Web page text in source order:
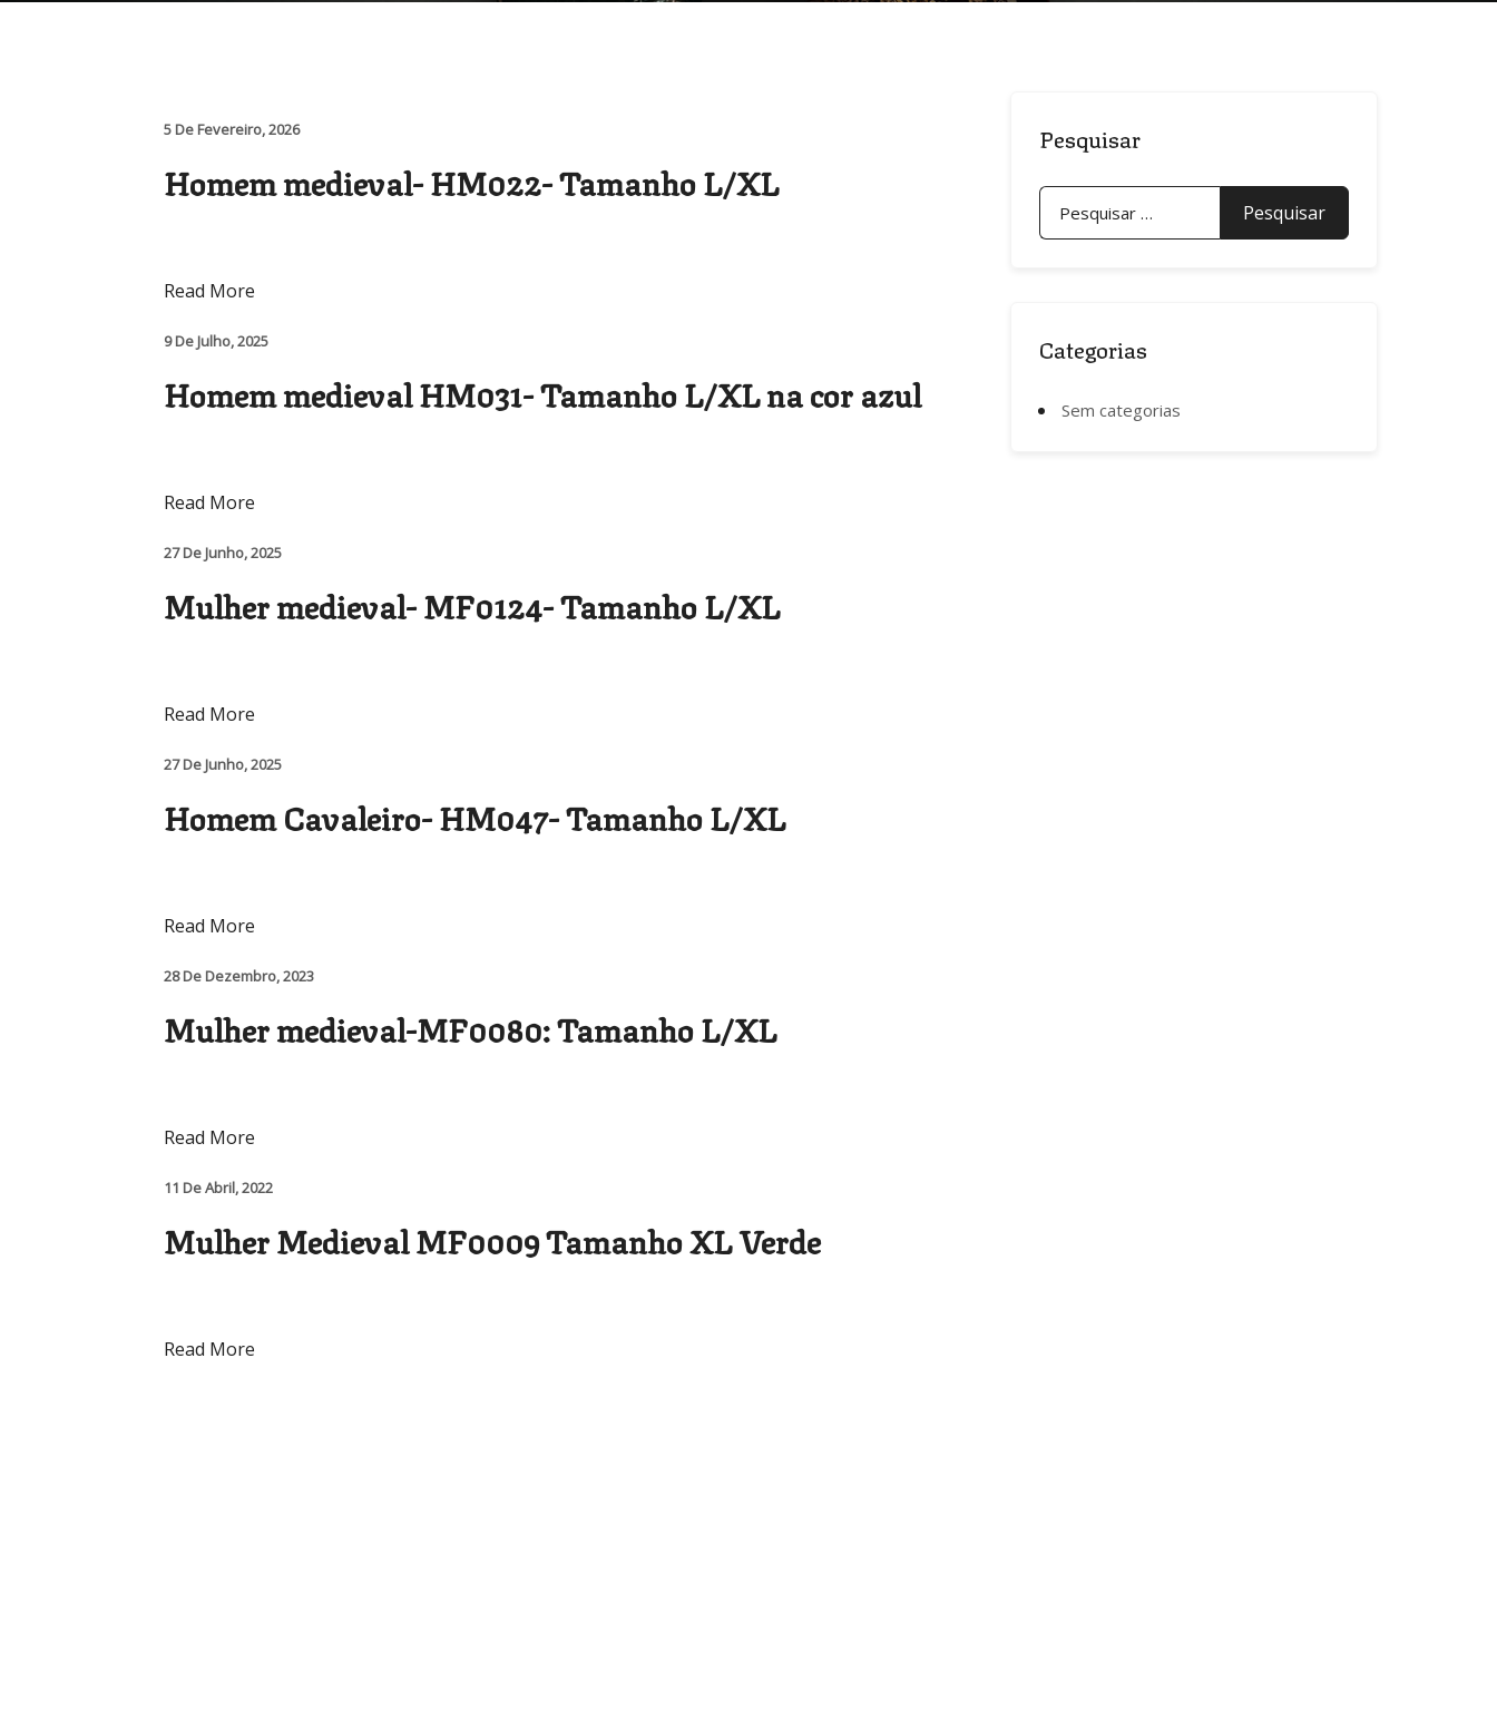
5 De Fevereiro, 2026
Homem medieval- HM022- Tamanho L/XL
Read More
9 De Julho, 2025
Homem medieval HM031- Tamanho L/XL na cor azul
Read More
27 De Junho, 2025
Mulher medieval- MF0124- Tamanho L/XL
Read More
27 De Junho, 2025
Homem Cavaleiro- HM047- Tamanho L/XL
Read More
28 De Dezembro, 2023
Mulher medieval-MF0080: Tamanho L/XL
Read More
11 De Abril, 2022
Mulher Medieval MF0009 Tamanho XL Verde
Read More
Pesquisar
Pesquisar
por:
Categorias
Sem categorias